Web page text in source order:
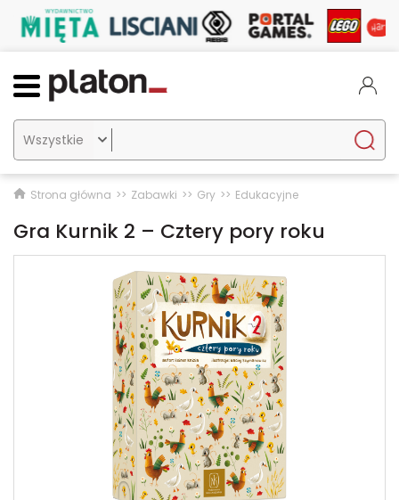

Strona główna Zabawki Gry Edukacyjne
Gra Kurnik 2 – Cztery pory roku